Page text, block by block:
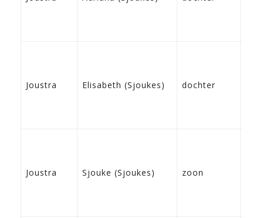
Joustra Elisabeth (Sjoukes) dochter
Joustra Sjouke (Sjoukes) zoon